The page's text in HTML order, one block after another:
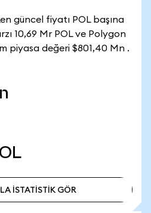
güncel fiyatı POL başına
10,69 Mr POL ve Polygon
piyasa değeri $801,40 Mn .
İSTATİSTİK GÖR